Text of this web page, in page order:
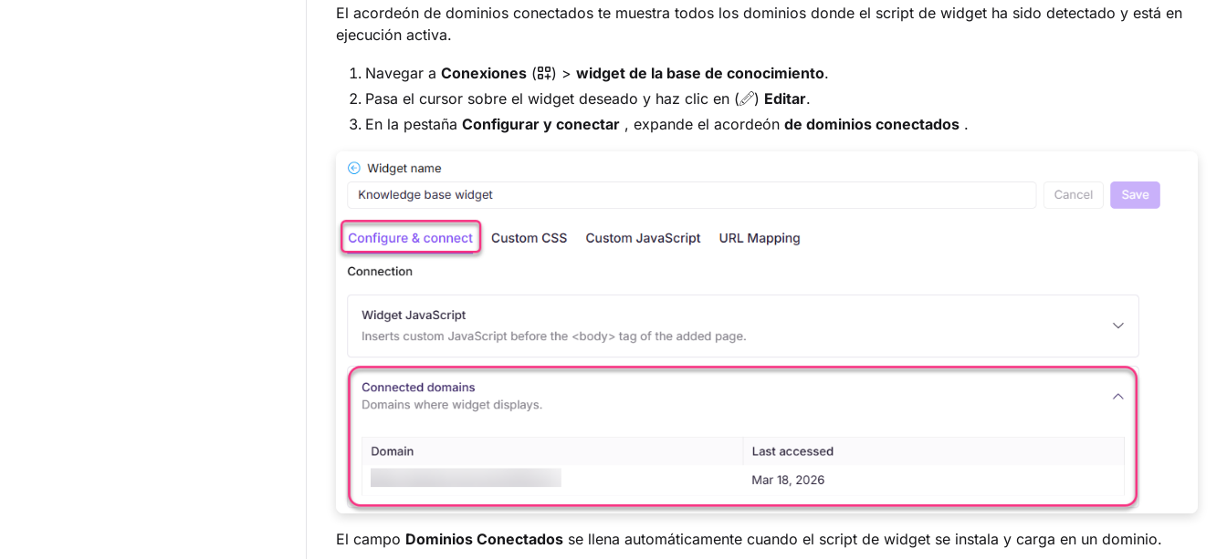
El acordeón de dominios conectados te muestra todos los dominios donde el script de widget ha sido detectado y está en
ejecución activa.
Navegar a Conexiones ( ) > widget de la base de conocimiento.
Pasa el cursor sobre el widget deseado y haz clic en (
) Editar.
En la pestaña Configurar y conectar , expande el acordeón de dominios conectados .
El campo Dominios Conectados se llena automáticamente cuando el script de widget se instala y carga en un dominio.